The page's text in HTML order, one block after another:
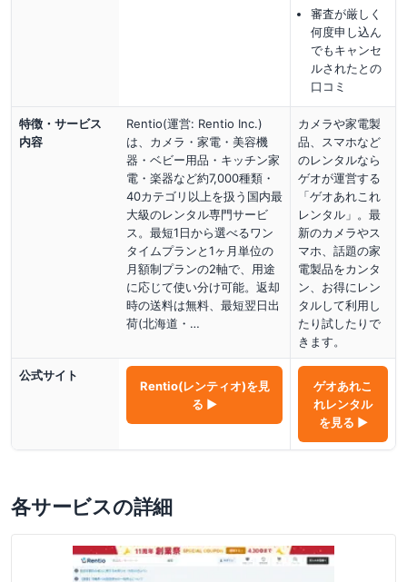
審査が厳しく
何度申し込ん
でもキャンセ
ルされたとの
口コミ
特徴・サービス
内容
Rentio(運営: Rentio Inc.)
は、カメラ・家電・美容機
器・ベビー用品・キッチン家
電・楽器など約7,000種類・
40カテゴリ以上を扱う国内最
大級のレンタル専門サービ
ス。最短1日から選べるワン
タイムプランと1ヶ月単位の
月額制プランの2軸で、用途
に応じて使い分け可能。返却
時の送料は無料、最短翌日出
荷(北海道・…
カメラや家電製
品、スマホなど
のレンタルなら
ゲオが運営する
「ゲオあれこれ
レンタル」。最
新のカメラやス
マホ、話題の家
電製品をカンタ
ン、お得にレン
タルして利用し
たり試したりで
きます。
公式サイト
Rentio(レンティオ)を見
る ▶
ゲオあれこ
れレンタル
を見る ▶
各サービスの詳細